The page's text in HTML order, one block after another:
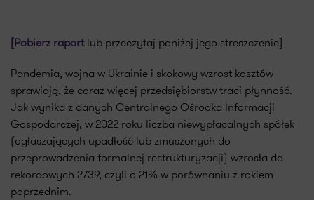
[Pobierz raport lub przeczytaj poniżej jego streszczenie]
Pandemia, wojna w Ukrainie i skokowy wzrost kosztów
sprawiają, że coraz więcej przedsiębiorstw traci płynność.
Jak wynika z danych Centralnego Ośrodka Informacji
Gospodarczej, w 2022 roku liczba niewypłacalnych spółek
(ogłaszających upadłość lub zmuszonych do
przeprowadzenia formalnej restrukturyzacji) wzrosła do
rekordowych 2739, czyli o 21% w porównaniu z rokiem
poprzednim.